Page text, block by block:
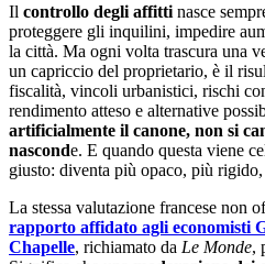
Il controllo degli affitti nasce
proteggere gli inquilini, impedire
la città. Ma ogni volta trascura una
un capriccio del proprietario, è il
fiscalità, vincoli urbanistici, rischi
rendimento atteso e alternative
artificialmente il canone, non si
nasconde. E quando questa viene
giusto: diventa più opaco, più
La stessa valutazione francese non
rapporto affidato agli economisti
Chapelle, richiamato da Le Monde,